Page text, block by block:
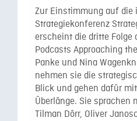
Zur Einstimmung auf die
Strategiekonferenz
erscheint die dritte Folge
Podcasts Approaching
Panke und Nina
nehmen sie die
Blick und gehen dafür
Überlänge. Sie sprachen
Tilman Dörr, Oliver